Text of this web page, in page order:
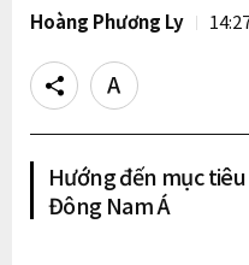
Hoàng Phương Ly
Share
Text
size
Hướng đến mục
Đông Nam Á